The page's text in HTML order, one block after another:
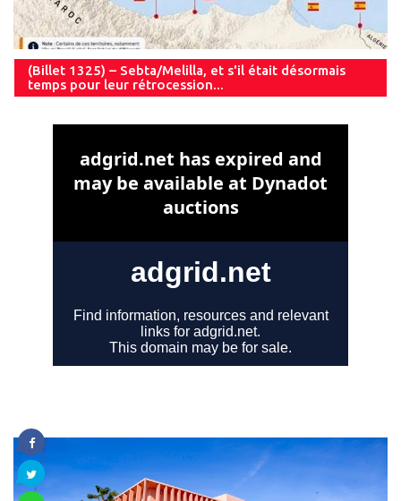
(Billet 1325) – Sebta/Melilla, et s'il était désormais
temps pour leur rétrocession...